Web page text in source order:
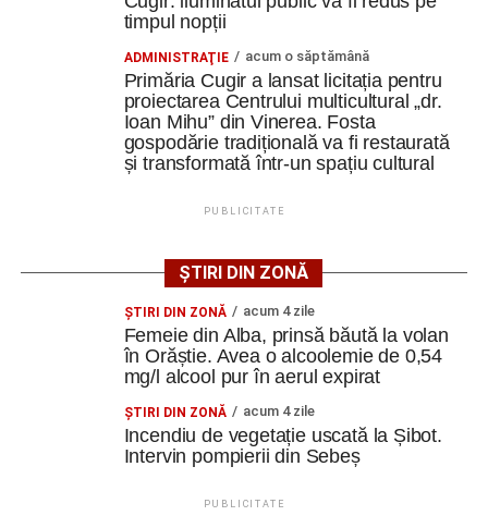
Messenger WhatsApp
Adaugă cugirinfo.ro ca sursă
preferată pe Google
Ultimele știri din Cugir
mașină solară. Vehiculul a ajuns și la o expoziție din
Trei profesori ai Colegiului Național „David Prodan”
Cugir și-au perfecționat competențele prin
mobilități Erasmus+ în Croația
Secretul succesului în afaceri, dezvăluit de
antreprenorul Alexandru Jittu care a lucrat pentru
timpul nopții
ADMINISTRAŢIE acum o săptămână
Primăria Cugir a lansat licitația pentru
proiectarea Centrului multicultural „dr.
Ioan Mihu” din Vinerea. Fosta
gospodărie tradițională va fi restaurată
și transformată într-un spațiu cultural
PUBLICITATE
ȘTIRI DIN ZONĂ
ŞTIRI DIN ZONĂ acum 4 zile
Femeie din Alba, prinsă băută la volan
în Orăștie. Avea o alcoolemie de 0,54
mg/l alcool pur în aerul expirat
ŞTIRI DIN ZONĂ acum 4 zile
Incendiu de vegetație uscată la Șibot.
Intervin pompierii din Sebeș
PUBLICITATE